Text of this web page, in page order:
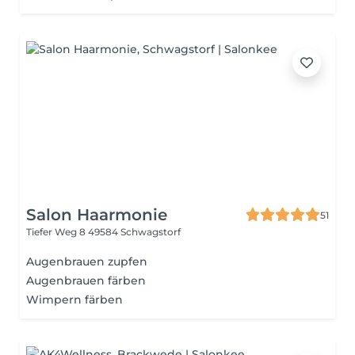
Salon Haarmonie
51
Tiefer Weg 8 49584 Schwagstorf
Augenbrauen zupfen
Augenbrauen färben
Wimpern färben